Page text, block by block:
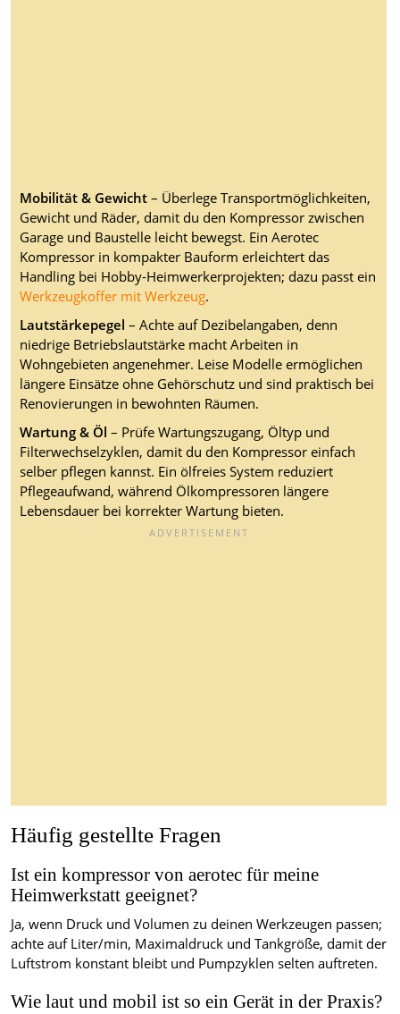
Mobilität & Gewicht– Überlege Transportmöglichkeiten,
Gewicht und Räder, damit du den Kompressor zwischen
Garage und Baustelle leicht bewegst. Ein Aerotec
Kompressor in kompakter Bauform erleichtert das
Handling bei Hobby-Heimwerkerprojekten; dazu passt ein
Werkzeugkoffer mit Werkzeug.
Lautstärkepegel – Achte auf Dezibelangaben, denn
niedrige Betriebslautstärke macht Arbeiten in
Wohngebieten angenehmer. Leise Modelle ermöglichen
längere Einsätze ohne Gehörschutz und sind praktisch bei
Renovierungen in bewohnten Räumen.
Wartung & Öl – Prüfe Wartungszugang, Öltyp und
Filterwechselzyklen, damit du den Kompressor einfach
selber pflegen kannst. Ein ölfreies System reduziert
Pflegeaufwand, während Ölkompressoren längere
Lebensdauer bei korrekter Wartung bieten.
Häufig gestellte Fragen
Ist ein kompressor von aerotec für meine
Heimwerkstatt geeignet?
Ja, wenn Druck und Volumen zu deinen Werkzeugen passen;
achte auf Liter/min, Maximaldruck und Tankgröße, damit der
Luftstrom konstant bleibt und Pumpzyklen selten auftreten.
Wie laut und mobil ist so ein Gerät in der Praxis?